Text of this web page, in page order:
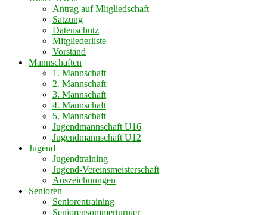
Antrag auf Mitgliedschaft
Satzung
Datenschutz
Mitgliederliste
Vorstand
Mannschaften
1. Mannschaft
2. Mannschaft
3. Mannschaft
4. Mannschaft
5. Mannschaft
Jugendmannschaft U16
Jugendmannschaft U12
Jugend
Jugendtraining
Jugend-Vereinsmeisterschaft
Auszeichnungen
Senioren
Seniorentraining
Seniorensommerturnier